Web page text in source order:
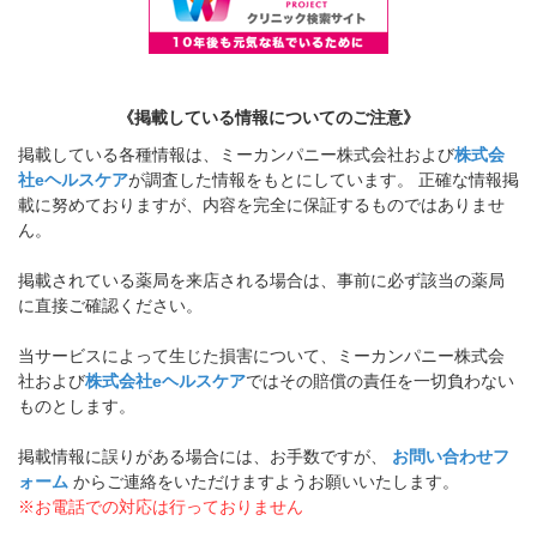
《掲載している情報についてのご注意》
掲載している各種情報は、ミーカンパニー株式会社および株式会
社eヘルスケアが調査した情報をもとにしています。 正確な情報掲
載に努めておりますが、内容を完全に保証するものではありませ
ん。
掲載されている薬局を来店される場合は、事前に必ず該当の薬局
に直接ご確認ください。
当サービスによって生じた損害について、ミーカンパニー株式会
社および株式会社eヘルスケアではその賠償の責任を一切負わない
ものとします。
掲載情報に誤りがある場合には、お手数ですが、 お問い合わせフ
ォーム からご連絡をいただけますようお願いいたします。
※お電話での対応は行っておりません